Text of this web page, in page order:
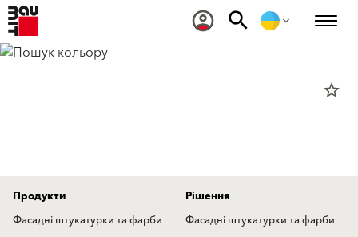
star_border
Продукти
Фасадні штукатурки та фарби
Рішення
Фасадні штукатурки та фарби